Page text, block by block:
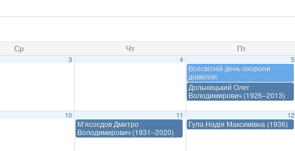
Ср Чт Пт
3 4 5
Всесвітній день охорони
довкілля
Дольницький Олег
Володимирович (1926–2013)
10 11
М’ясоєдов Дмитро
Володимирович (1931–2020)
12
Гула Надія Максимівна (1936)